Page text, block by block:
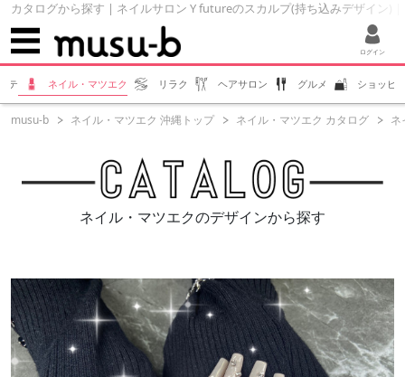
カタログから探す | ネイルサロン Y futureのスカルプ(持ち込みデザイン)
ログイン
テ ネイル・マツエク リラク ヘアサロン グルメ ショッピ
musu-b ネイル・マツエク 沖縄トップ ネイル・マツエク カタログ ネ
ネイル・マツエクのデザインから探す